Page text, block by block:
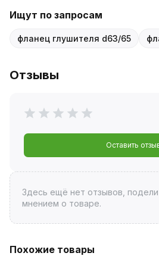
Ищут по запросам
фланец глушителя d63/65
Отзывы
Оставить
Здесь ещё нет отзывов,
мнением о товаре.
Похожие товары